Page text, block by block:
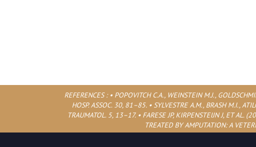
REFERENCES : • POPOVITCH C.A., WEINSTEIN M.J.,
HOSP. ASSOC. 30, 81–85. • SYLVESTRE A.M., BRASH M.I.,
TRAUMATOL. 5, 13–17. • FARESE JP, KIRPENSTEIJN J, ET AL.
TREATED BY AMPUTATION: A